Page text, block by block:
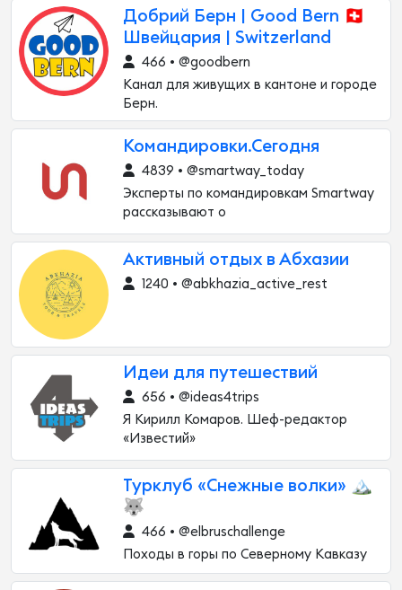
Добрий Берн | Good Bern 🇨🇭
Швейцария | Switzerland
466 • @goodbern
Канал для живущих в кантоне и городе
Берн.
Командировки.Сегодня
4839 • @smartway_today
Эксперты по командировкам Smartway
рассказывают о
Активный отдых в Абхазии
1240 • @abkhazia_active_rest
Идеи для путешествий
656 • @ideas4trips
Я Кирилл Комаров. Шеф-редактор
«Известий»
Турклуб «Снежные волки» 🏔
🐺
466 • @elbruschallenge
Походы в горы по Северному Кавказу